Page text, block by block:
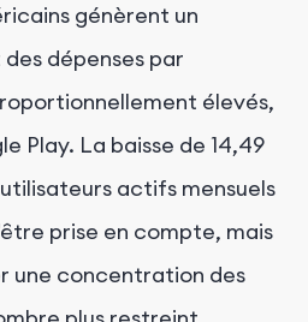
génèrent un
dépenses par
élevés,
Play. La baisse de 14,49
actifs mensuels
prise en compte, mais
une concentration des